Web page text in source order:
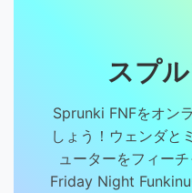
スプ
Sprunki FNFをオン
しょう！ウェンダと
ューターをフィー
Friday Night